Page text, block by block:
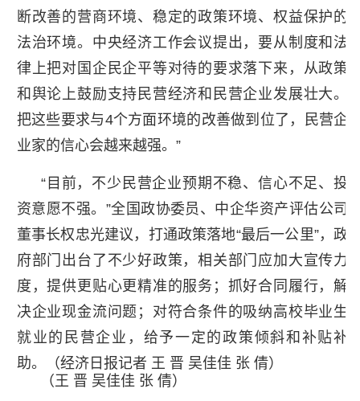
断改善的营商环境、稳定的政策环境、权益保护的
法治环境。中央经济工作会议提出，要从制度和法
律上把对国企民企平等对待的要求落下来，从政策
和舆论上鼓励支持民营经济和民营企业发展壮大。
把这些要求与4个方面环境的改善做到位了，民营企
业家的信心会越来越强。”
“目前，不少民营企业预期不稳、信心不足、投
资意愿不强。”全国政协委员、中企华资产评估公司
董事长权忠光建议，打通政策落地“最后一公里”，政
府部门出台了不少好政策，相关部门应加大宣传力
度，提供更贴心更精准的服务；抓好合同履行，解
决企业现金流问题；对符合条件的吸纳高校毕业生
就业的民营企业，给予一定的政策倾斜和补贴补
助。（经济日报记者 王 晋 吴佳佳 张 倩）
（王 晋 吴佳佳 张 倩）